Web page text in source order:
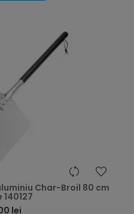
Char-Broil 80 cm
lei